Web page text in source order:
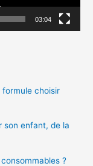
03:04
formule choisir
son enfant, de la
?